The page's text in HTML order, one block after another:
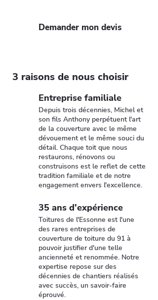
Demander mon devis
3 raisons de nous choisir
Entreprise familiale
Depuis trois décennies, Michel et
son fils Anthony perpétuent l'art
de la couverture avec le même
dévouement et le même souci du
détail. Chaque toit que nous
restaurons, rénovons ou
construisons est le reflet de cette
tradition familiale et de notre
engagement envers l'excellence.
35 ans d'expérience
Toitures de l'Essonne est l'une
des rares entreprises de
couverture de toiture du 91 à
pouvoir justifier d'une telle
ancienneté et renommée. Notre
expertise repose sur des
décennies de chantiers réalisés
avec succès, un savoir-faire
éprouvé.